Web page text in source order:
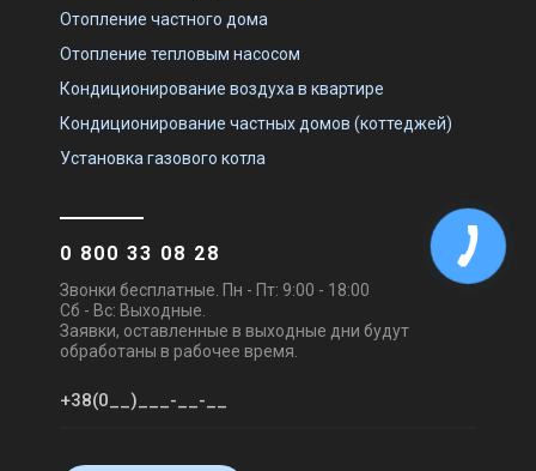
Отопление частного дома
Отопление тепловым насосом
Кондиционирование воздуха в квартире
Кондиционирование частных домов (коттеджей)
Установка газового котла
0 800 33 08 28
Звонки бесплатные. Пн - Пт: 9:00 - 18:00
Сб - Вс: Выходные.
Заявки, оставленные в выходные дни будут
обработаны в рабочее время.